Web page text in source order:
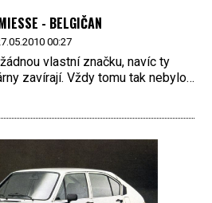
- BELGIČAN
00:27
vlastní značku, navíc ty
zavírají. Vždy tomu tak nebylo…